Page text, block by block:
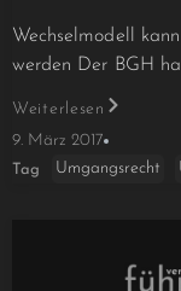
Wechselmodell
werden Der BGH
Weiterlesen
9. März 2017
Tag Umgangsrecht